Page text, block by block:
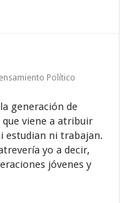
Político
generación de
viene a atribuir
estudian ni trabajan.
yo a decir,
jóvenes y